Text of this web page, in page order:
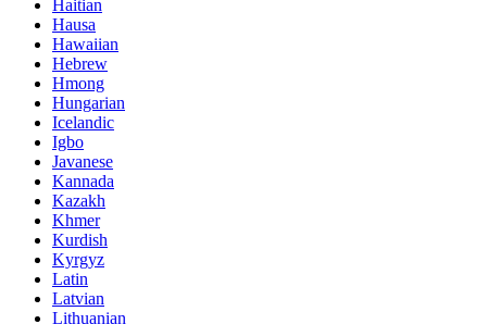
Haitian
Hausa
Hawaiian
Hebrew
Hmong
Hungarian
Icelandic
Igbo
Javanese
Kannada
Kazakh
Khmer
Kurdish
Kyrgyz
Latin
Latvian
Lithuanian